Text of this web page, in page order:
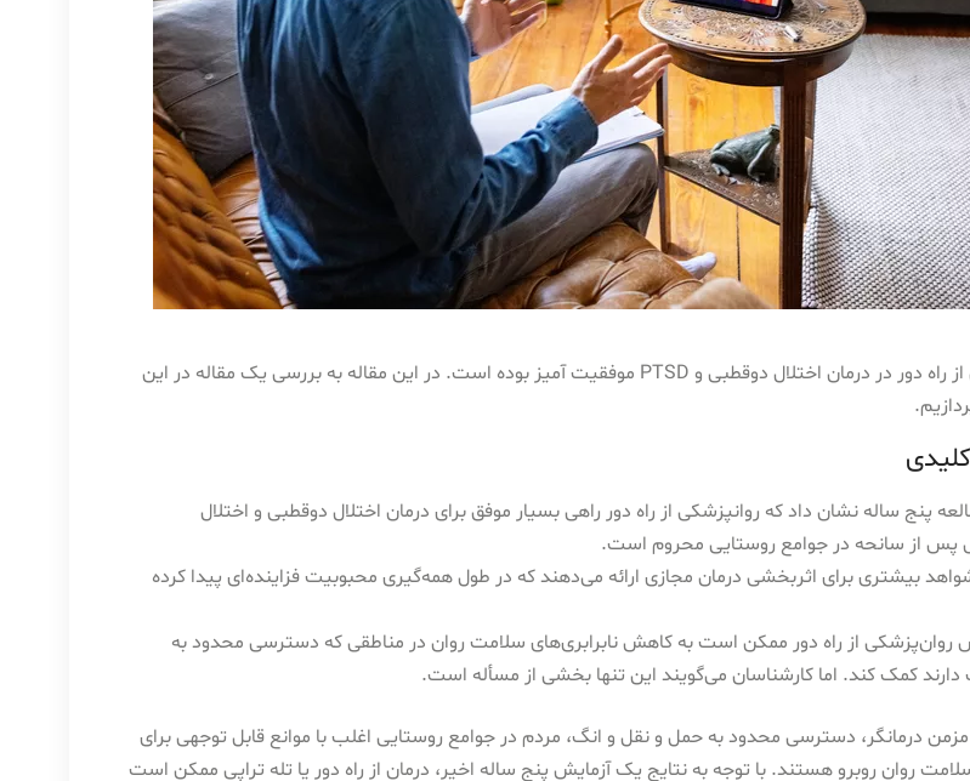
روانپزشکی از راه دور در درمان اختلال دوقطبی و PTSD موفقیت آمیز بوده است. در این مقاله به بررسی یک مقاله در این
پنج ساله نشان داد که روانپزشکی از راه دور راهی بسیار موفق برای درمان اختلال دوقطبی و اختلال
پس از سانحه در جوامع روستایی محروم است.
بیشتری برای اثربخشی درمان مجازی ارائه می‌دهند که در طول همه‌گیری محبوبیت فزاینده‌ای پیدا کرده
از راه دور ممکن است به کاهش نابرابری‌های سلامت روان در مناطقی که دسترسی محدود به
دارند کمک کند. اما کارشناسان می‌گویند این تنها بخشی از مسأله است.
درمانگر، دسترسی محدود به حمل و نقل و انگ، مردم در جوامع روستایی اغلب با موانع قابل توجهی برای
روان روبرو هستند. با توجه به نتایج یک آزمایش پنج ساله اخیر، درمان از راه دور یا تله تراپی ممکن است